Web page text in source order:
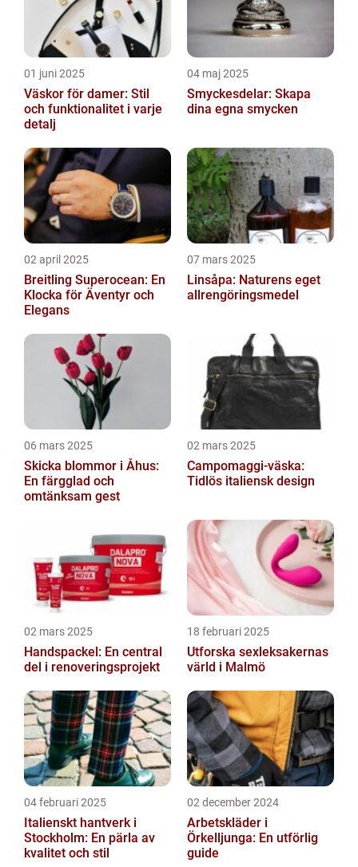
01 juni 2025
Väskor för damer: Stil
och funktionalitet i varje
detalj
04 maj 2025
Smyckesdelar: Skapa
dina egna smycken
02 april 2025
Breitling Superocean: En
Klocka för Äventyr och
Elegans
07 mars 2025
Linsåpa: Naturens eget
allrengöringsmedel
06 mars 2025
Skicka blommor i Åhus:
En färgglad och
omtänksam gest
02 mars 2025
Campomaggi-väska:
Tidlös italiensk design
02 mars 2025
Handspackel: En central
del i renoveringsprojekt
18 februari 2025
Utforska sexleksakernas
värld i Malmö
04 februari 2025
Italienskt hantverk i
Stockholm: En pärla av
kvalitet och stil
02 december 2024
Arbetskläder i
Örkelljunga: En utförlig
guide